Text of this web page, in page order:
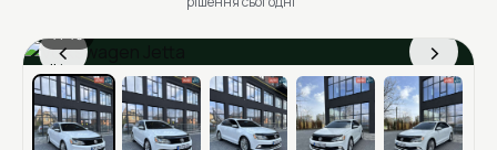
‹ ›
1 / 13
Ціна в місяць